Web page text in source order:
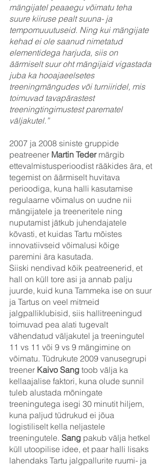
mängijatel peaaegu võimatu teha
suure kiiruse pealt suuna- ja
tempomuuutuseid. Ning kui mängijate
kehad ei ole saanud nimetatud
elementidega harjuda, siis on
äärmiselt suur oht mängijaid vigastada
juba ka hooajaeelsetes
treeningmängudes või turniiridel, mis
toimuvad tavapärastest
treeningtingimustest parematel
väljakutel.”
2007 ja 2008 siniste gruppide
peatreener Martin Teder märgib
ettevalmistusperioodist rääkides ära, et
tegemist on äärmiselt huvitava
perioodiga, kuna halli kasutamise
regulaarne võimalus on uudne nii
mängijatele ja treeneritele ning
nuputamist jätkub juhendajatele
kõvasti, et kuidas Tartu mõistes
innovatiivseid võimalusi kõige
paremini ära kasutada.
Siiski nendivad kõik peatreenerid, et
hall on küll tore asi ja annab palju
juurde, kuid kuna Tammeka ise on suur
ja Tartus on veel mitmeid
jalgpalliklubisid, siis hallitreeningud
toimuvad pea alati tugevalt
vähendatud väljakutel ja treeningutel
11 vs 11 või 9 vs 9 mängimine on
võimatu. Tüdrukute 2009 vanusegrupi
treener Kaivo Sang toob välja ka
kellaajalise faktori, kuna olude sunnil
tuleb alustada mõningate
treeningutega isegi 30 minutit hiljem,
kuna paljud tüdrukud ei jõua
logistiliselt kella neljastele
treeningutele. Sang pakub välja hetkel
küll utoopilise idee, et paar halli lisaks
lahendaks Tartu jalgpallurite ruumi- ja